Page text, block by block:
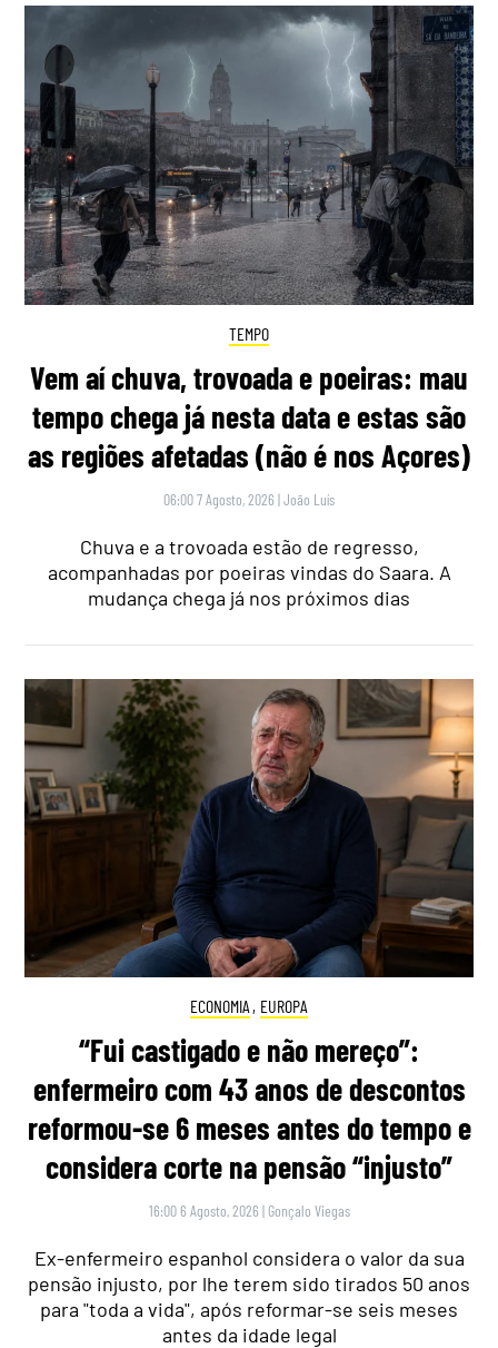
TEMPO
Vem aí chuva, trovoada e poeiras: mau
tempo chega já nesta data e estas são
as regiões afetadas (não é nos Açores)
06:00 7 Agosto, 2026 |João Luís
Chuva e a trovoada estão de regresso,
acompanhadas por poeiras vindas do Saara. A
mudança chega já nos próximos dias
ECONOMIA , EUROPA
“Fui castigado e não mereço”:
enfermeiro com 43 anos de descontos
reformou-se 6 meses antes do tempo e
considera corte na pensão “injusto”
16:00 6 Agosto, 2026 | Gonçalo Viegas
Ex-enfermeiro espanhol considera o valor da sua
pensão injusto, por lhe terem sido tirados 50 anos
para "toda a vida", após reformar-se seis meses
antes da idade legal